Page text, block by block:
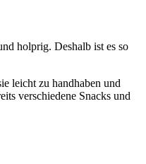
holprig. Deshalb ist es so
leicht zu handhaben und
verschiedene Snacks und